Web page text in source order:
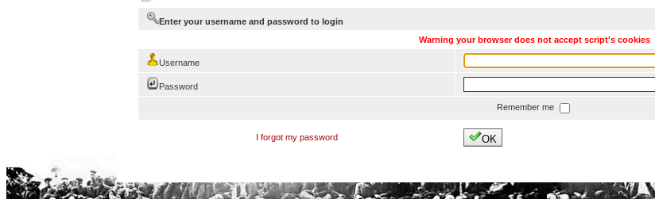
Enter your username and password to login
Warning your browser does not accept script's cookies
Username
Password
Remember me
I forgot my password OK